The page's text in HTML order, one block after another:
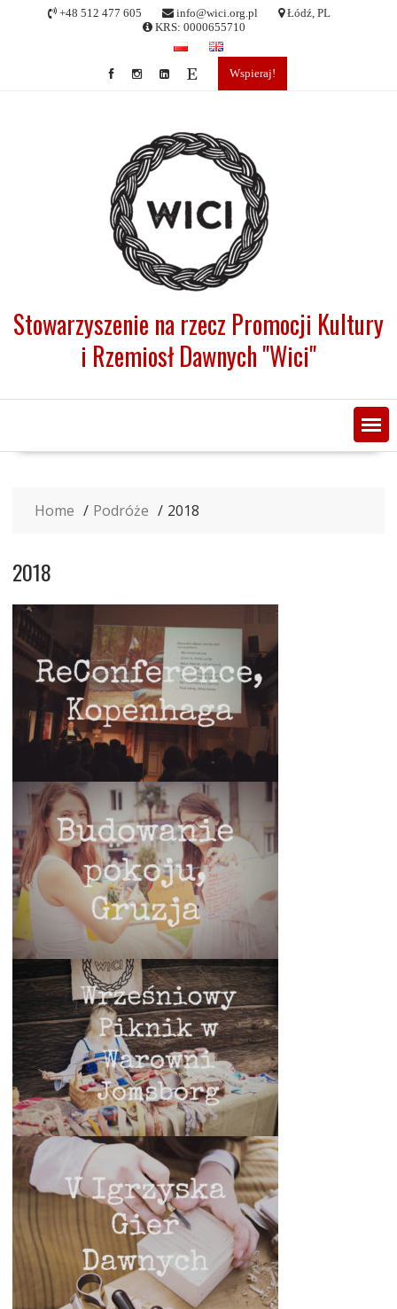
+48 512 477 605 info@wici.org.pl
Łódź, PL
KRS: 0000655710
Wspieraj!
Stowarzyszenie na rzecz Promocji Kultury
i Rzemiosł Dawnych "Wici"
Home Podróże 2018
2018